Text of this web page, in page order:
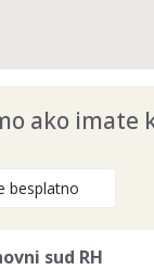
ako imate
besplatno
sud RH